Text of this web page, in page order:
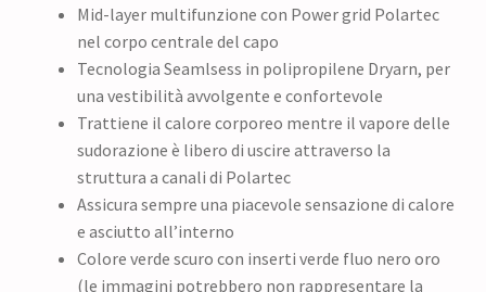
Mid-layer multifunzione con Power grid Polartec
nel corpo centrale del capo
Tecnologia Seamlsess in polipropilene Dryarn, per
una vestibilità avvolgente e confortevole
Trattiene il calore corporeo mentre il vapore delle
sudorazione è libero di uscire attraverso la
struttura a canali di Polartec
Assicura sempre una piacevole sensazione di calore
e asciutto all’interno
Colore verde scuro con inserti verde fluo nero oro
(le immagini potrebbero non rappresentare la